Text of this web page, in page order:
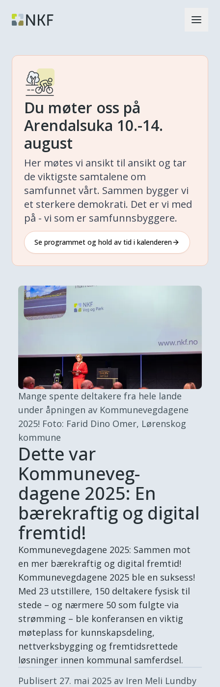
Du møter oss på
Arendalsuka 10.-14.
august
Her møtes vi ansikt til ansikt og tar
de viktigste samtalene om
samfunnet vårt. Sammen bygger vi
et sterkere demokrati. Det er vi med
på - vi som er samfunnsbyggere.
Se programmet og hold av tid i kalenderen
Mange spente deltakere fra hele lande
under åpningen av Kommunevegdagene
2025! Foto: Farid Dino Omer, Lørenskog
kommune
Dette var
Kommuneveg-
dagene 2025: En
bærekraftig og digital
fremtid!
Kommunevegdagene 2025: Sammen mot
en mer bærekraftig og digital fremtid!
Kommunevegdagene 2025 ble en suksess!
Med 23 utstillere, 150 deltakere fysisk til
stede – og nærmere 50 som fulgte via
strømming – ble konferansen en viktig
møteplass for kunnskapsdeling,
nettverksbygging og fremtidsrettede
løsninger innen kommunal samferdsel.
Publisert 27. mai 2025 av Iren Meli Lundby